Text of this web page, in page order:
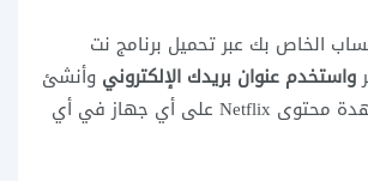
تحميل برنامج نت
واستخدم عنوان بريدك الإلكتروني وأنشئ
كلمة مرور لمشاهدة محتوى Netflix على أي جهاز في أي